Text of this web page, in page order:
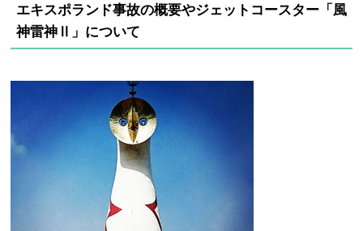
エキスポランド事故の概要やジェットコースター「風
神雷神Ⅱ」について